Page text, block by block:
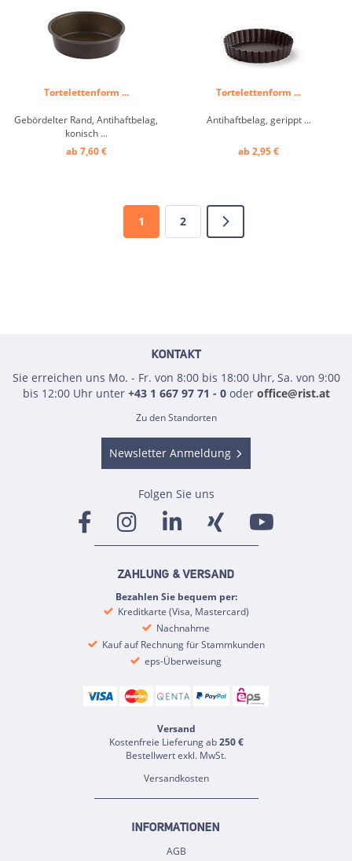
Tortelettenform ...
Gebördelter Rand, Antihaftbelag,
konisch ...
ab 7,60 €
Tortelettenform ...
Antihaftbelag, gerippt ...
ab 2,95 €
1 2
KONTAKT
Sie erreichen uns Mo. - Fr. von 8:00 bis 18:00 Uhr, Sa. von 9:00
bis 12:00 Uhr unter +43 1 667 97 71 - 0oder office@rist.at
Zu den Standorten
Newsletter Anmeldung
Folgen Sie uns
ZAHLUNG & VERSAND
Bezahlen Sie bequem per:
Kreditkarte (Visa, Mastercard)
Nachnahme
Kauf auf Rechnung für Stammkunden
eps-Überweisung
Versand
Kostenfreie Lieferung ab250 €
Bestellwert exkl. MwSt.
Versandkosten
INFORMATIONEN
AGB